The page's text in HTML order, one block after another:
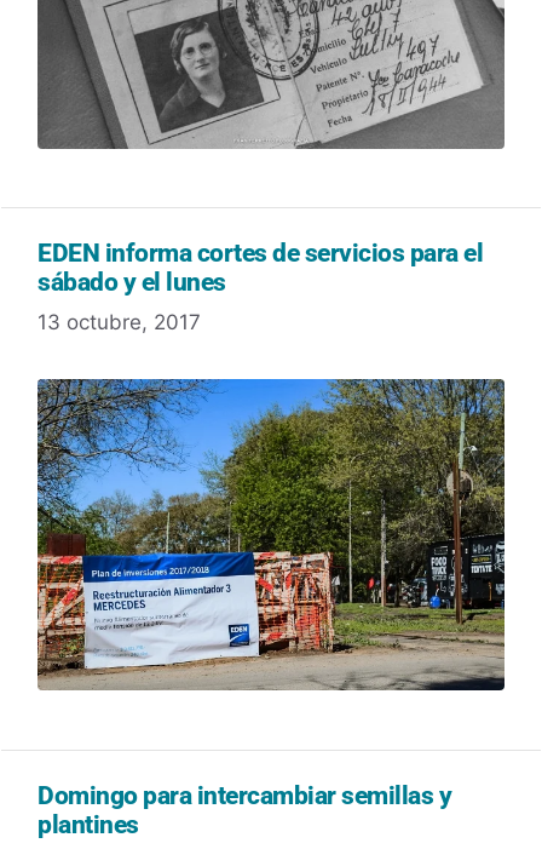
EDEN informa cortes de servicios para el
sábado y el lunes
13 octubre, 2017
Domingo para intercambiar semillas y
plantines